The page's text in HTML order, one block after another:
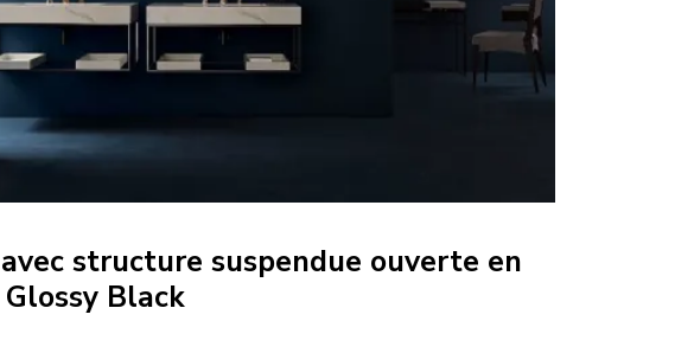
structure suspendue ouverte en
Black